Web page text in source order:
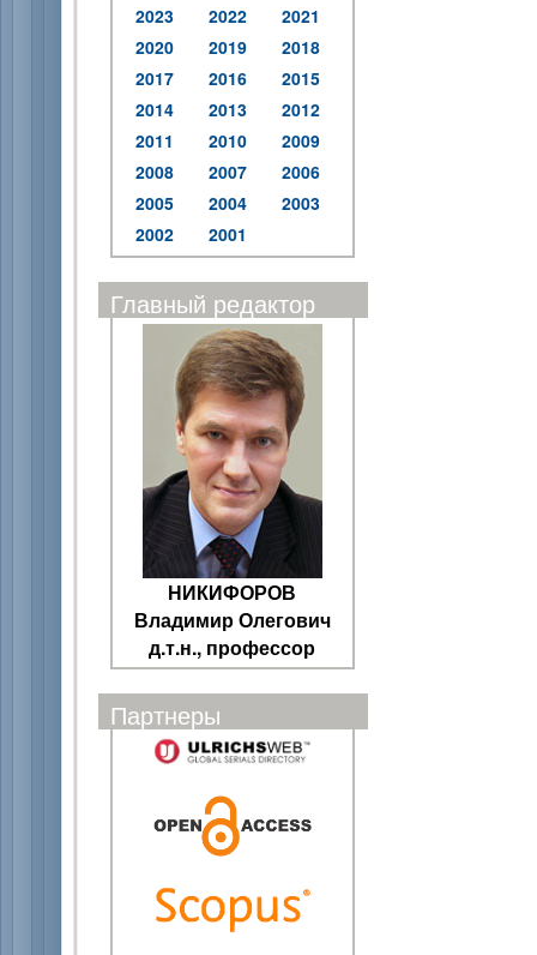
2023
2022
2021
2020
2019
2018
2017
2016
2015
2014
2013
2012
2011
2010
2009
2008
2007
2006
2005
2004
2003
2002
2001
Главный редактор
НИКИФОРОВ
Владимир Олегович
д.т.н., профессор
Партнеры